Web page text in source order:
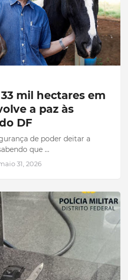
mil hectares em
a paz às
DF
de poder deitar a
que …
31, 2026